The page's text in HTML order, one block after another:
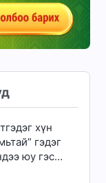
хүн
гэдэг
юу гэсэн